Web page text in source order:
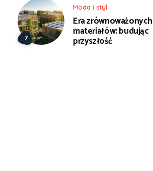
Moda i styl
Era zrównoważonych
materiałów: budując
przyszłość